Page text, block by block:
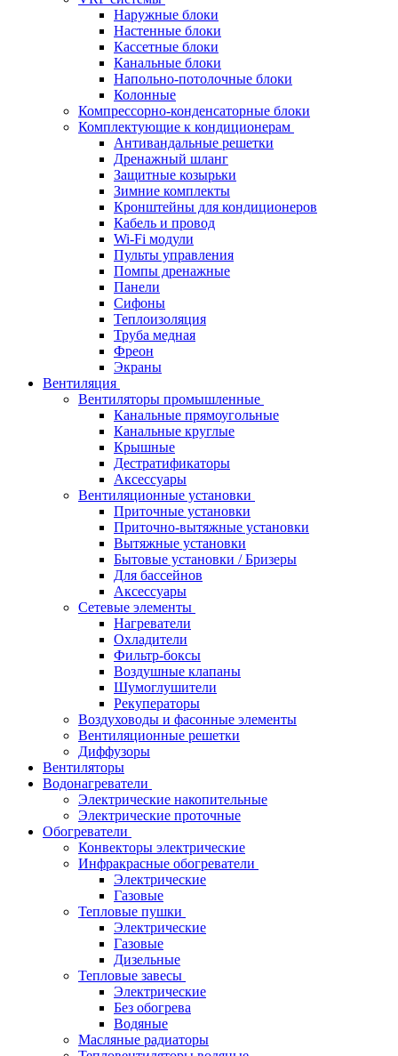
Наружные блоки
Настенные блоки
Кассетные блоки
Канальные блоки
Напольно-потолочные блоки
Колонные
Компрессорно-конденсаторные блоки
Комплектующие к кондиционерам
Антивандальные решетки
Дренажный шланг
Защитные козырьки
Зимние комплекты
Кронштейны для кондиционеров
Кабель и провод
Wi-Fi модули
Пульты управления
Помпы дренажные
Панели
Сифоны
Теплоизоляция
Труба медная
Фреон
Экраны
Вентиляция
Вентиляторы промышленные
Канальные прямоугольные
Канальные круглые
Крышные
Дестратификаторы
Аксессуары
Вентиляционные установки
Приточные установки
Приточно-вытяжные установки
Вытяжные установки
Бытовые установки / Бризеры
Для бассейнов
Аксессуары
Сетевые элементы
Нагреватели
Охладители
Фильтр-боксы
Воздушные клапаны
Шумоглушители
Рекуператоры
Воздуховоды и фасонные элементы
Вентиляционные решетки
Диффузоры
Вентиляторы
Водонагреватели
Электрические накопительные
Электрические проточные
Обогреватели
Конвекторы электрические
Инфракрасные обогреватели
Электрические
Газовые
Тепловые пушки
Электрические
Газовые
Дизельные
Тепловые завесы
Электрические
Без обогрева
Водяные
Масляные радиаторы